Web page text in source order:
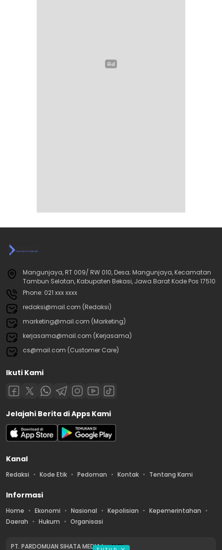
Mangunjaya, RT 009/ RW 010, Desa; Mangunjaya, Kecamatan
Tambun Selatan, Kabupaten Bekasi, Jawa Barat Kode Pos 17510
Phone: 021 xxx xxxx
redaksi@mail.com (Redaksi)
marketing@mail.com (Marketing)
kerjasama@mail.com (Kerjasama)
cs@mail.com (Customer Care)
Ikuti Kami
Jelajahi Berita di Apps Kami
Kanal
Redaksi Kode Etik Pedoman Kontak Tentang Kami
Informasi
Home Ekonomi Nasional Kepolisian
Kepemerintahan
Daerah
Hukum Organisasi
PT. PARDOMUAN SIHATA MEDIA byAMK